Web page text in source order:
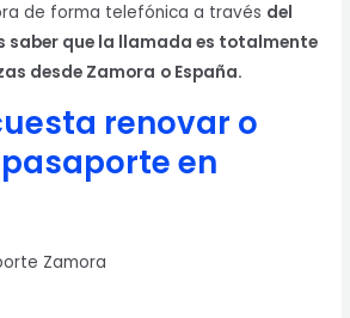
de forma telefónica a través del
saber que la llamada es totalmente
desde Zamora o España.
renovar o
en